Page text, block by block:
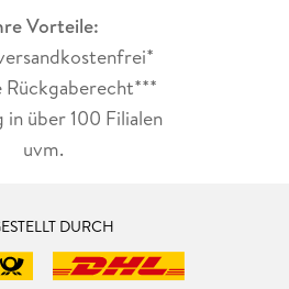
Vorteile:
Rückgaberecht***
in über 100 Filialen
uvm.
DURCH